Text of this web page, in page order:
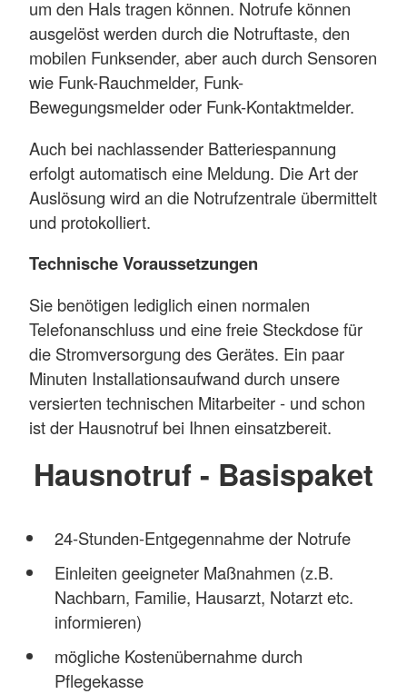
um den Hals tragen können. Notrufe können
ausgelöst werden durch die Notruftaste, den
mobilen Funksender, aber auch durch Sensoren
wie Funk-Rauchmelder, Funk-
Bewegungsmelder oder Funk-Kontaktmelder.
Auch bei nachlassender Batteriespannung
erfolgt automatisch eine Meldung. Die Art der
Auslösung wird an die Notrufzentrale übermittelt
und protokolliert.
Technische Voraussetzungen
Sie benötigen lediglich einen normalen
Telefonanschluss und eine freie Steckdose für
die Stromversorgung des Gerätes. Ein paar
Minuten Installationsaufwand durch unsere
versierten technischen Mitarbeiter - und schon
ist der Hausnotruf bei Ihnen einsatzbereit.
Hausnotruf - Basispaket
24-Stunden-Entgegennahme der Notrufe
Einleiten geeigneter Maßnahmen (z.B.
Nachbarn, Familie, Hausarzt, Notarzt etc.
informieren)
mögliche Kostenübernahme durch
Pflegekasse